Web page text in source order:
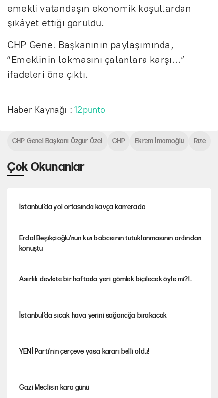
emekli vatandaşın ekonomik koşullardan
şikâyet ettiği görüldü.
CHP Genel Başkanının paylaşımında,
“Emeklinin lokmasını çalanlara karşı…”
ifadeleri öne çıktı.
Haber Kaynağı :12punto
Çok Okunanlar
İstanbul’da yol ortasında kavga kamerada
Erdal Beşikçioğlu'nun kızı babasının tutuklanmasının ardından
konuştu
Asırlık devlete bir haftada yeni gömlek biçilecek öyle mi?!..
İstanbul’da sıcak hava yerini sağanağa bırakacak
YENİ Parti'nin çerçeve yasa kararı belli oldu!
Gazi Meclisin kara günü
CHP Genel Başkanı Özgür Özel CHP Ekrem İmamoğlu Rize